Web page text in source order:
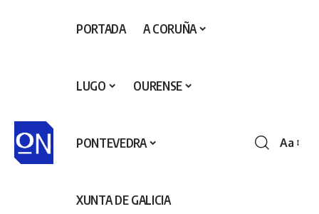
PORTADA A CORUÑA
LUGO OURENSE
PONTEVEDRA
XUNTA DE GALICIA
Aa